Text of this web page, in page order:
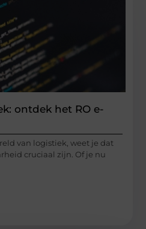
ontdek het RO e-
van logistiek, weet je dat
cruciaal zijn. Of je nu